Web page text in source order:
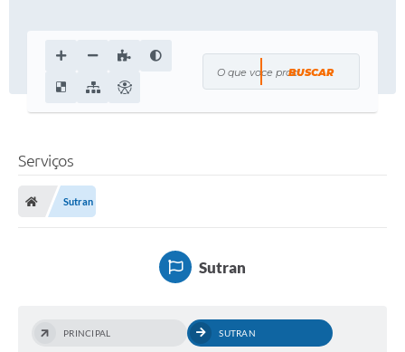
O que voce procura?
Serviços
Sutran
Sutran
PRINCIPAL SUTRAN